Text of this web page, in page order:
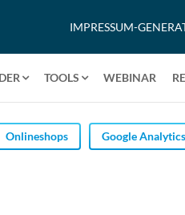
IMPRESSUM-
TOOLS WEBINAR
Onlineshops Google Analytics